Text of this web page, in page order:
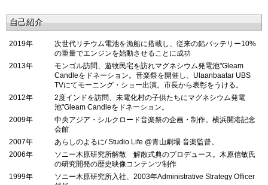
自己紹介
2019年
次世代リチウム電池を漁船に搭載し、従来の鉛バッテリー10%
の重量でエンジンを始動させることに成功
2013年
モンゴル訪問、遊牧民宅を訪れマグネシウム発電池"Gleam
Candleをドネーション。音楽祭を開催し、Ulaanbaatar UBS
TVにてモーニング・ショー出演。市長から表彰をうける。
2012年
2度インドを訪問、未電化村の子供たちにマグネシウム発電
池"Gleam Candleをドネーション。
2009年
中央アジア・シルクロード音楽祭の企画・制作。横浜開港記念
会館
2007年
あらしのよるに/ Studio Life @青山劇場 音楽監督。
2006年
ソニー木原研究所解散 解散式典のプロデュース。木原信敏氏
の研究開発の歴史映像コンテンツ制作
1999年
ソニー木原研究所入社、2003年Administrative Strategy Officer